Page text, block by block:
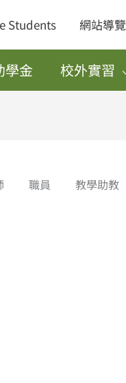
Students 網站導覽
學金 校外實習
職員 教學助教